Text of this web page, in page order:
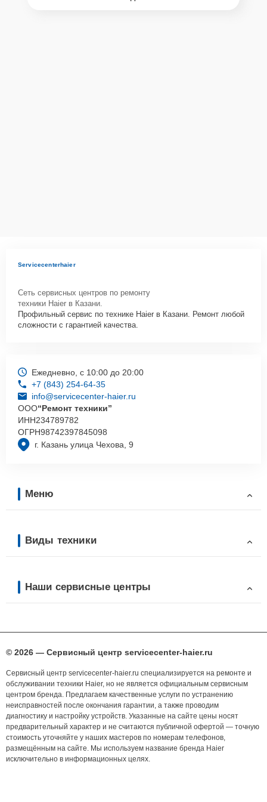
Servicecenterhaier
Сеть сервисных центров по ремонту
техники Haier в Казани.
Профильный сервис по технике Haier в Казани. Ремонт любой
сложности с гарантией качества.
г. Казань улица Чехова, 9
Ежедневно, с 10:00 до 20:00
+7 (843) 254-64-35
info@servicecenter-haier.ru
ООО“Ремонт техники”
ИНН234789782
ОГРН98742397845098
Меню
Виды техники
Наши сервисные центры
© 2026 — Сервисный центр servicecenter-haier.ru
Сервисный центр servicecenter-haier.ru специализируется на ремонте и
обслуживании техники Haier, но не является официальным сервисным
центром бренда. Предлагаем качественные услуги по устранению
неисправностей после окончания гарантии, а также проводим
диагностику и настройку устройств. Указанные на сайте цены носят
предварительный характер и не считаются публичной офертой — точную
стоимость уточняйте у наших мастеров по номерам телефонов,
размещённым на сайте. Мы используем название бренда Haier
исключительно в информационных целях.